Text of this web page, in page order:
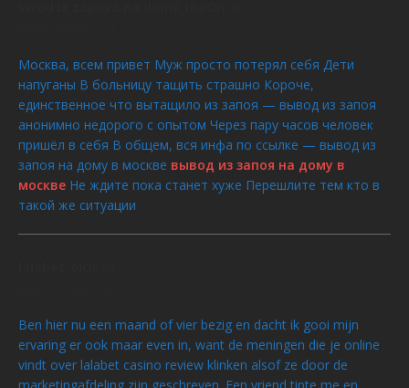
Москва, всем привет Муж просто потерял себя Дети
напуганы В больницу тащить страшно Короче,
единственное что вытащило из запоя — вывод из запоя
анонимно недорого с опытом Через пару часов человек
пришёл в себя В общем, вся инфа по ссылке — вывод из
запоя на дому в москве вывод из запоя на дому в
москве Не ждите пока станет хуже Перешлите тем кто в
такой же ситуации
Ben hier nu een maand of vier bezig en dacht ik gooi mijn
ervaring er ook maar even in, want de meningen die je online
vindt over lalabet casino review klinken alsof ze door de